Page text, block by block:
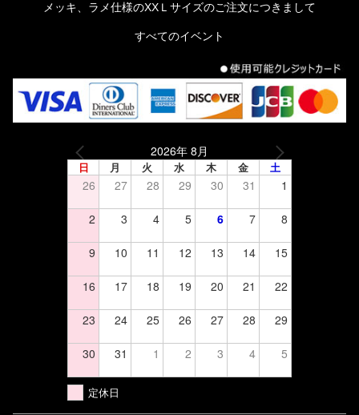
メッキ、ラメ仕様のXXＬサイズのご注文につきまして
すべてのイベント
2026年 8月
日 月 火 水 木 金 土
26 27 28 29 30 31 1
2 3 4 5 6 7 8
9 10 11 12 13 14 15
16 17 18 19 20 21 22
23 24 25 26 27 28 29
30 31 1 2 3 4 5
定休日